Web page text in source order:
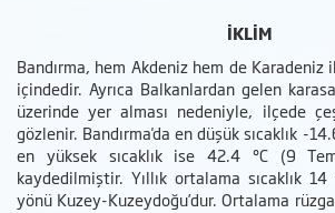
İKLİM
Bandırma, hem Akdeniz hem de
içindedir. Ayrıca Balkanlardan gelen
üzerinde yer alması nedeniyle, ilçede
gözlenir. Bandırma'da en düşük sıcaklık -
en yüksek sıcaklık ise 42.4 ºC (9
kaydedilmiştir. Yıllık ortalama sıcaklık 14
yönü Kuzey-Kuzeydoğu’dur. Ortalama